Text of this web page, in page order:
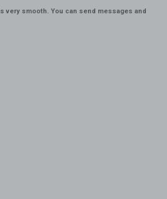
very smooth. You can send messages and